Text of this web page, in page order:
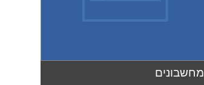
מחשבונים